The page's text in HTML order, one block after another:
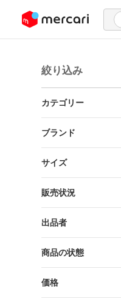
ツにスキップ
絞り込み
カテゴリー
ブランド
サイズ
販売状況
出品者
商品の状態
価格